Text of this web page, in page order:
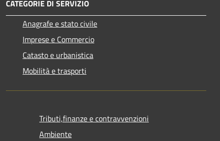
CATEGORIE DI SERVIZIO
Anagrafe e stato civile
Imprese e Commercio
Catasto e urbanistica
Mobilità e trasporti
Tributi,finanze e contravvenzioni
Ambiente